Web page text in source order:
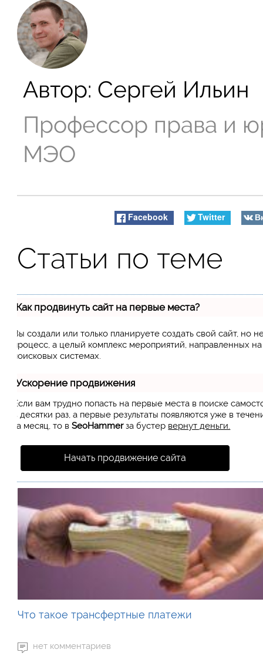
Автор: Сергей Ильин
Профессор права и
МЭО
Facebook Twitter
Статьи по теме
Как продвинуть сайт на первые места?
Вы создали или только планируете создать свой сайт, но
процесс, а целый комплекс мероприятий, направленных
поисковых системах.
Ускорение продвижения
Если вам трудно попасть на первые места в поиске
в десятки раз, а первые результаты появляются уже в
за месяц, то вSeoHammerза бустер вернут деньги.
Начать продвижение сайта
Что такое трансфертные платежи
нет комментариев